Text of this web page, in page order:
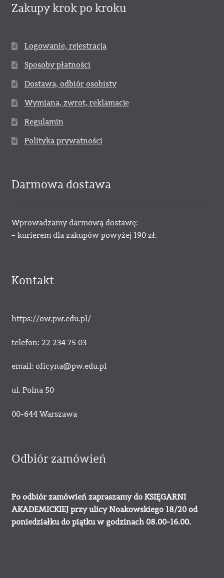
Zakupy krok po kroku
Logowanie, rejestracja
Sposoby płatności
Dostawa, odbiór osobisty
Wymiana, zwrot, reklamacje
Regulamin
Polityka prywatności
Darmowa dostawa
Wprowadzamy darmową dostawę:
– kurierem dla zakupów powyżej 190 zł.
Kontakt
https://ow.pw.edu.pl/
telefon: 22 234 75 03
email: oficyna@pw.edu.pl
ul. Polna 50
00-644 Warszawa
Odbiór zamówień
Po odbiór zamówień zapraszamy do KSIĘGARNI
AKADEMICKIEJ przy ulicy Noakowskiego 18/20 od
poniedziałku do piątku w godzinach 08.00-16.00.